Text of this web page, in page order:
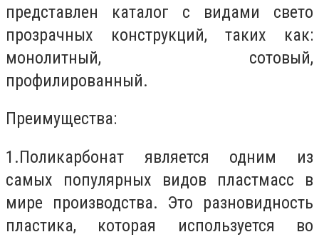
представлен каталог с видами свето
прозрачных конструкций, таких как:
монолитный, сотовый,
профилированный.
Преимущества:
1.Поликарбонат является одним из
самых популярных видов пластмасс в
мире производства. Это разновидность
пластика, которая используется во